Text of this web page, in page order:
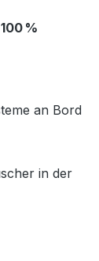
100 %
an Bord
in der